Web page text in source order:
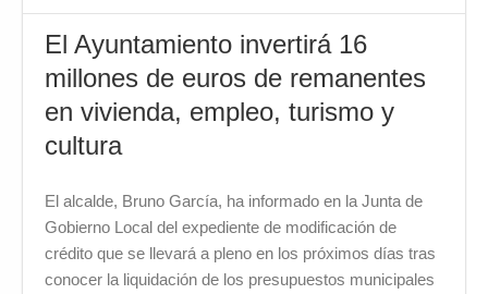
El Ayuntamiento invertirá 16
millones de euros de remanentes
en vivienda, empleo, turismo y
cultura
El alcalde, Bruno García, ha informado en la Junta de
Gobierno Local del expediente de modificación de
crédito que se llevará a pleno en los próximos días tras
conocer la liquidación de los presupuestos municipales